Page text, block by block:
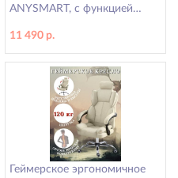
ANYSMART, с функцией
11 490 р.
Геймерское эргономичное